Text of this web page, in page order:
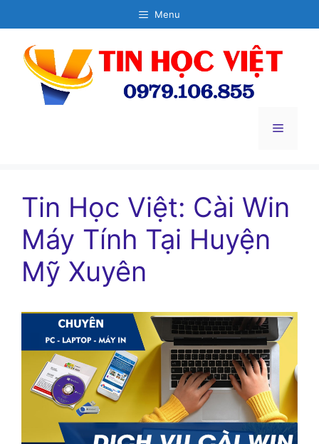
đến
dung
Menu
Menu
Tin Học Việt: Cài Win
Máy Tính Tại Huyện
Mỹ Xuyên